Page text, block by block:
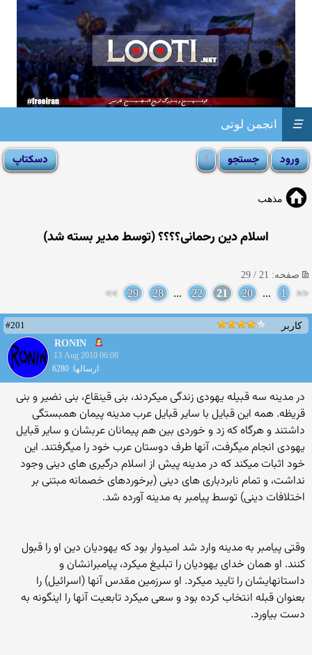
انجمن لوتی ☰
مذهب
اسلام دین رحمانی؟؟؟؟ (توسط مدیر بسته شد)
صفحه: 21 / 29
<<
1
...
20
21
22
...
28
29
>>
کاربر
#201
RONIN
13 Aug 2010 06:08
ارسالها: 6280
در مدینه سه قبیله یهودی زندگی میکردند، بنی قینقاع، بنی نضیر و بنی
قریظه. همه این قبایل با سایر قبایل عرب مدینه پیمان همبستگی
داشتند و هرگاه که زد و خوردی بین هم پیمانان عربشان و سایر قبایل
یهودی انجام میگرفت، آنها طرف دوستان عرب خود را میگرفتند. این
خود اثبات میکند که در مدینه پیش از اسلام درگیری های دینی وجود
نداشت، و تمام نابردباری های دینی (برخوردهای خصمانه مبتنی بر
اختلافات دینی) توسط پیامبر به مدینه آورده شد.
وقتی پیامبر به مدینه وارد شد امیدوار بود که یهودیان دین او را قبول
کنند. او همان خدای یهودیان را تبلیغ میکرد، پیامبرانشان و
داستانهایشان را تایید میکرد. او سرزمین مقدس آنها (اسرائیل) را
بعنوان قبله انتخاب کرده بود و سعی میکرد تابعیت آنها را اینگونه به
دست بیاورد.